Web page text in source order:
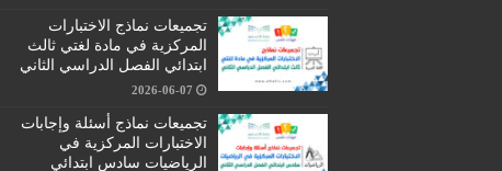
تجميعات نماذج الاختبارات
المركزية في مادة لغتي ثالث
ابتدائي الفصل الدراسي الثاني
2026-06-07
تجميعات نماذج أسئلة وإجابات
الاختبارات المركزية في
الرياضيات سادس ابتدائي